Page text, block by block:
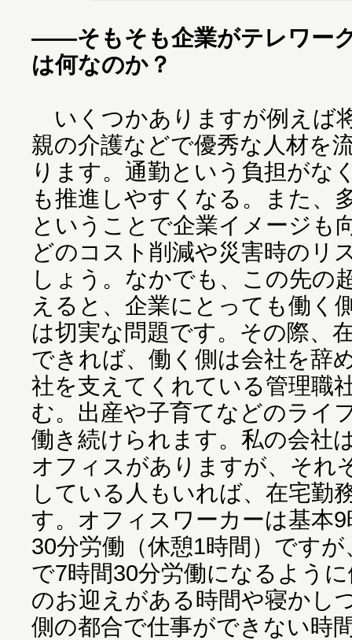
――そもそも企業がテレワー
は何なのか？
いくつかありますが例えば
親の介護などで優秀な人材を
ります。通勤という負担がな
も推進しやすくなる。また、
ということで企業イメージも
どのコスト削減や災害時のリ
しょう。なかでも、この先の
えると、企業にとっても働く
は切実な問題です。その際、
できれば、働く側は会社を辞
社を支えてくれている管理職
む。出産や子育てなどのライ
働き続けられます。私の会社
オフィスがありますが、それ
している人もいれば、在宅勤
す。オフィスワーカーは基本
30分労働（休憩1時間）です
で7時間30分労働になるよう
のお迎えがある時間や寝かし
側の都合で仕事ができない時